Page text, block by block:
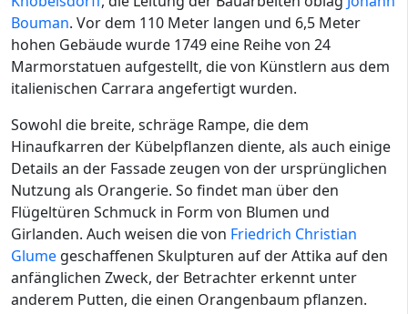
Bouman. Vor dem 110 Meter langen und 6,5 Meter
hohen Gebäude wurde 1749 eine Reihe von 24
Marmorstatuen aufgestellt, die von Künstlern aus dem
italienischen Carrara angefertigt wurden.
Sowohl die breite, schräge Rampe, die dem
Hinaufkarren der Kübelpflanzen diente, als auch einige
Details an der Fassade zeugen von der ursprünglichen
Nutzung als Orangerie. So findet man über den
Flügeltüren Schmuck in Form von Blumen und
Girlanden. Auch weisen die von Friedrich Christian
Glume geschaffenen Skulpturen auf der Attika auf den
anfänglichen Zweck, der Betrachter erkennt unter
anderem Putten, die einen Orangenbaum pflanzen.